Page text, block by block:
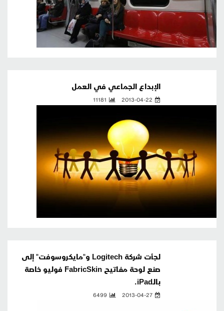
الإبداع الجماعي في العمل
2013-04-22
11181
لجأت شركة Logitech و"مايكروسوفت" إلى
صنع لوحة مفاتيح FabricSkin فوليو خاصة
بالـiPad.
2013-04-27
6499